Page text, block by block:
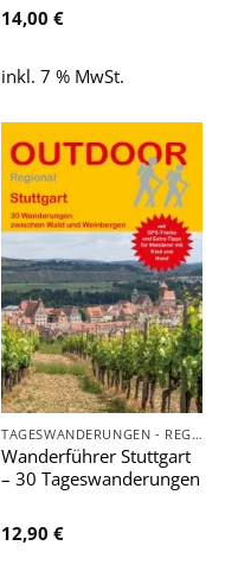
14,00€
inkl. 7 % MwSt.
Zu
Wunschliste
hinzufügen
TAGESWANDERUNGEN - REGIONAL
Wanderführer Stuttgart
– 30 Tageswanderungen
12,90€